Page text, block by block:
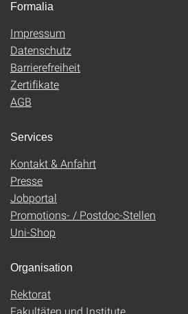
Formalia
Impressum
Datenschutz
Barrierefreiheit
Zertifikate
AGB
Services
Kontakt & Anfahrt
Presse
Jobportal
Promotions- / Postdoc-Stellen
Uni-Shop
Organisation
Rektorat
Fakultäten und Institute